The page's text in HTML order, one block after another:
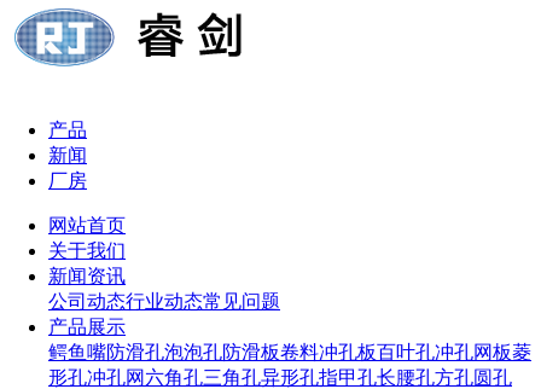
产品
新闻
厂房
网站首页
关于我们
新闻资讯
公司动态行业动态常见问题
产品展示
鳄鱼嘴防滑孔泡泡孔防滑板卷料冲孔板百叶孔冲孔网板菱
形孔冲孔网 六角孔三角孔异形孔指甲孔长腰孔方孔圆孔